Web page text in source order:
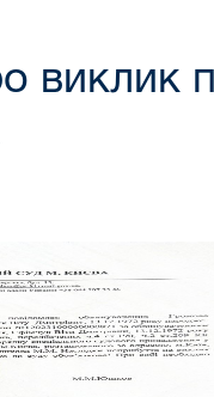
виклик